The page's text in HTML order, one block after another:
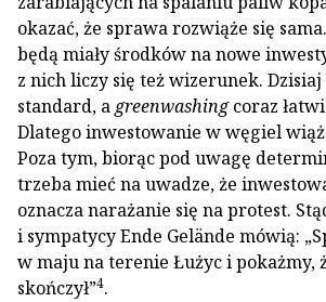
okazać, że sprawa rozwiąże się
będą miały środków na nowe
z nich liczy się też wizerunek. Dzisiaj
standard, a greenwashingcoraz
Dlatego inwestowanie w węgiel
Poza tym, biorąc pod uwagę
trzeba mieć na uwadze, że
oznacza narażanie się na protest.
i sympatycy Ende Gelände mówią:
w maju na terenie Łużyc i pokażmy,
skończył”4.